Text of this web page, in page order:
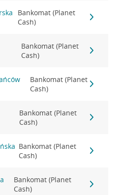
Bankomat (Planet
Cash)
Bankomat (Planet
Cash)
Bankomat (Planet
Cash)
Bankomat (Planet
Cash)
Bankomat (Planet
Cash)
Bankomat (Planet
Cash)